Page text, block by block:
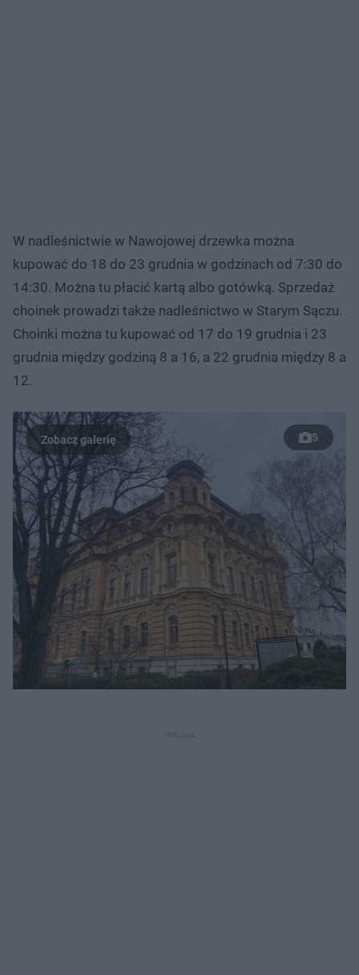
W nadleśnictwie w Nawojowej drzewka można
kupować do 18 do 23 grudnia w godzinach od 7:30 do
14:30. Można tu płacić kartą albo gotówką. Sprzedaż
choinek prowadzi także nadleśnictwo w Starym Sączu.
Choinki można tu kupować od 17 do 19 grudnia i 23
grudnia między godziną 8 a 16, a 22 grudnia między 8 a
12.
5